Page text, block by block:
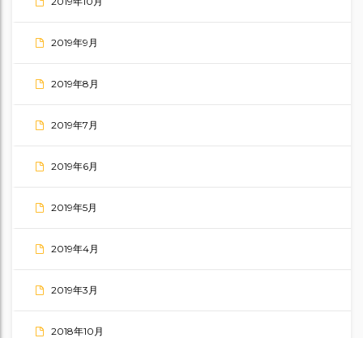
2019年9月
2019年8月
2019年7月
2019年6月
2019年5月
2019年4月
2019年3月
2018年10月